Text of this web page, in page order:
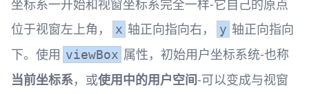
坐标系一开始和视窗坐标系完全一样-它自己的原点
位于视窗左上角，
x 轴正向指向右， y 轴正向指向
下。使用 viewBox 属性，初始用户坐标系统-也称
当前坐标系，或使用中的用户空间-可以变成与视窗